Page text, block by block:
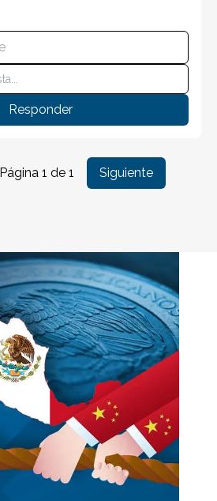
Responder
Página 1 de 1 Siguiente